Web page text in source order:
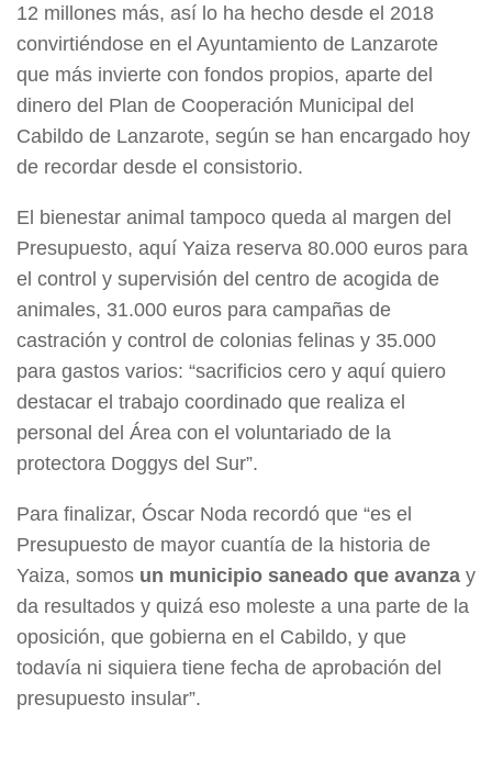
12 millones más, así lo ha hecho desde el 2018
convirtiéndose en el Ayuntamiento de Lanzarote
que más invierte con fondos propios, aparte del
dinero del Plan de Cooperación Municipal del
Cabildo de Lanzarote, según se han encargado hoy
de recordar desde el consistorio.
El bienestar animal tampoco queda al margen del
Presupuesto, aquí Yaiza reserva 80.000 euros para
el control y supervisión del centro de acogida de
animales, 31.000 euros para campañas de
castración y control de colonias felinas y 35.000
para gastos varios: “sacrificios cero y aquí quiero
destacar el trabajo coordinado que realiza el
personal del Área con el voluntariado de la
protectora Doggys del Sur”.
Para finalizar, Óscar Noda recordó que “es el
Presupuesto de mayor cuantía de la historia de
Yaiza, somos un municipio saneado que avanza y
da resultados y quizá eso moleste a una parte de la
oposición, que gobierna en el Cabildo, y que
todavía ni siquiera tiene fecha de aprobación del
presupuesto insular”.